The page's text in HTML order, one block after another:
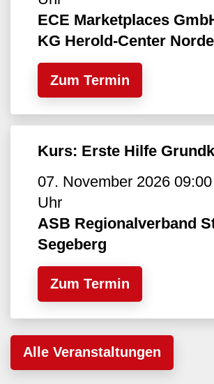
ECE Marketplaces
KG Herold-Center
Zum Termin
Kurs: Erste Hilfe
07. November 2026
Uhr
ASB Regionalverband
Segeberg
Zum Termin
Alle Veranstaltungen